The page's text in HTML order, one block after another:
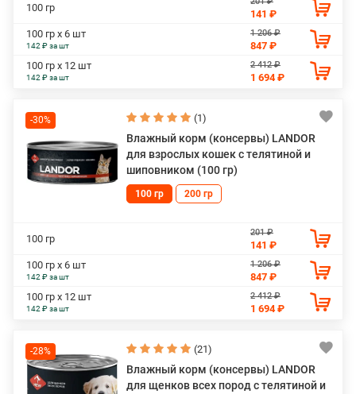
100 гр
141 ₽
100 гр х 6 шт
142 ₽ за шт
1 206 ₽
847 ₽
100 гр х 12 шт
142 ₽ за шт
2 412 ₽
1 694 ₽
-30% (1)
Влажный корм (консервы) LANDOR
для взрослых кошек с телятиной и
шиповником (100 гр)
100 гр 200 гр
100 гр
201 ₽
141 ₽
100 гр х 6 шт
142 ₽ за шт
1 206 ₽
847 ₽
100 гр х 12 шт
142 ₽ за шт
2 412 ₽
1 694 ₽
-28% (21)
Влажный корм (консервы) LANDOR
для щенков всех пород с телятиной и